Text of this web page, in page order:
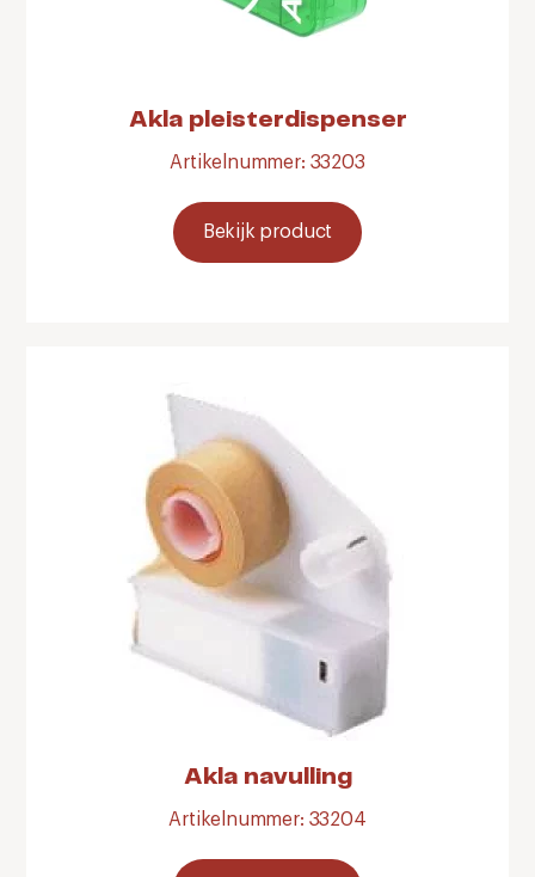
Akla pleisterdispenser
Artikelnummer: 33203
Bekijk product
Akla navulling
Artikelnummer: 33204